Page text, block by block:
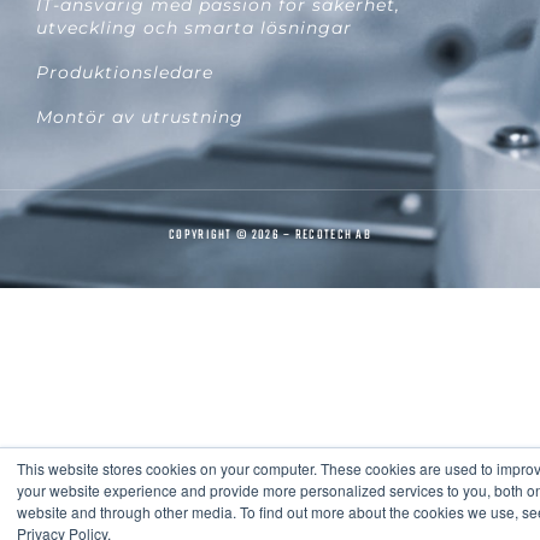
This website stores cookies on your computer. These cookies are used to
your website experience and provide more personalized services to you, both
website and through other media. To find out more about the cookies we use,
Privacy Policy.
IT-ansvarig med passion för säkerhet,
utveckling och smarta lösningar
Produktionsledare
Montör av utrustning
COPYRIGHT © 2026 – RECOTECH AB